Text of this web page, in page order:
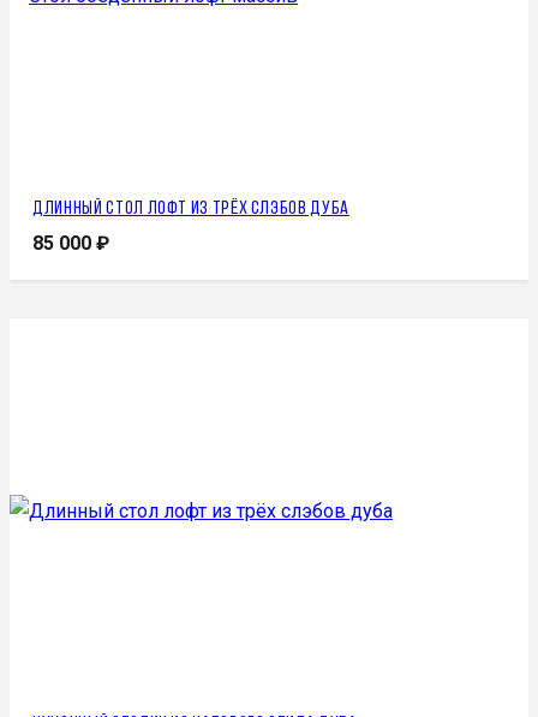
Длинный стол лофт из трёх слэбов дуба
85 000₽